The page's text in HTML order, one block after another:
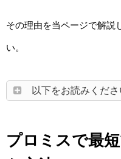
その理由を当ページで解説
い。
以下をお読みくださ
プロミスで最